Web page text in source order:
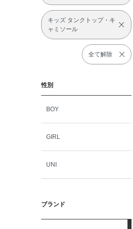
キッズ タンクトップ・キ
ャミソール
全て解除
性別
BOY
GIRL
UNI
ブランド